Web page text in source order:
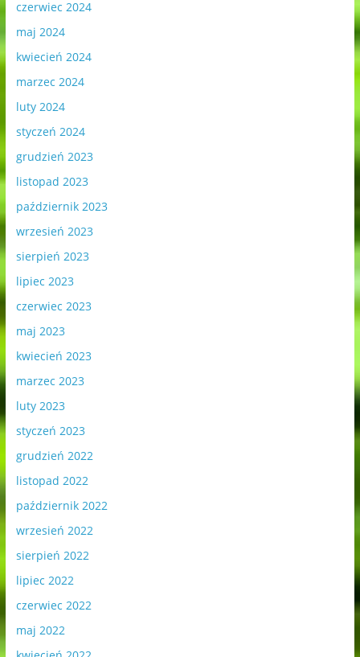
czerwiec 2024
maj 2024
kwiecień 2024
marzec 2024
luty 2024
styczeń 2024
grudzień 2023
listopad 2023
październik 2023
wrzesień 2023
sierpień 2023
lipiec 2023
czerwiec 2023
maj 2023
kwiecień 2023
marzec 2023
luty 2023
styczeń 2023
grudzień 2022
listopad 2022
październik 2022
wrzesień 2022
sierpień 2022
lipiec 2022
czerwiec 2022
maj 2022